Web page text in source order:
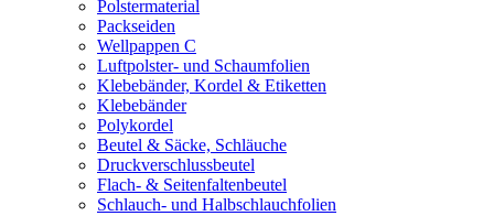
Polstermaterial
Packseiden
Wellpappen C
Luftpolster- und Schaumfolien
Klebebänder, Kordel & Etiketten
Klebebänder
Polykordel
Beutel & Säcke, Schläuche
Druckverschlussbeutel
Flach- & Seitenfaltenbeutel
Schlauch- und Halbschlauchfolien